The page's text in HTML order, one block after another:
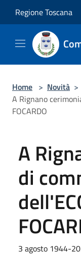
Regione Toscana
Home > Novità >
A Rignano
FOCARDO
A
di
3 agosto 1944-